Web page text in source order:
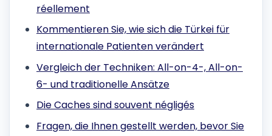
réellement
Kommentieren Sie, wie sich die Türkei für
internationale Patienten verändert
Vergleich der Techniken: All-on-4-, All-on-
6- und traditionelle Ansätze
Die Caches sind souvent négligés
Fragen, die Ihnen gestellt werden, bevor Sie